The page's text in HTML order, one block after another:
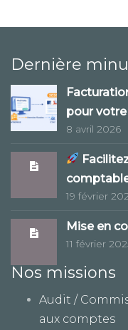
Dernière
pour
8 avril 2026
19 février
Mise en
11 février
Nos missions
Audit /
aux comptes